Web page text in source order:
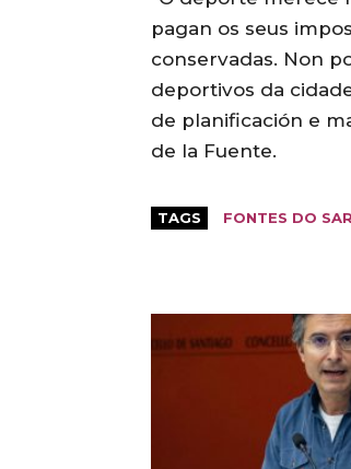
pagan os seus
conservadas. Non
deportivos da
de planificación e
de la Fuente.
TAGS FONTES DO SAR